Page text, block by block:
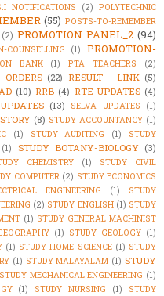
NOTIFICATIONS (2) POLYTECHNIC
(55) POSTS-TO-REMEMBER
(2) PROMOTION PANEL_2 (94)
COUNSELLING (1)
PROMOTION-
BANK (1) PTA TEACHERS
(2)
ORDERS (22) RESULT - LINK (5)
(10) RRB (4) RTE UPDATES (4)
(13) SELVA UPDATES
(1)
STORY (8) STUDY ACCOUNTANCY (1)
(1) STUDY AUDITING (1)
STUDY
(1) STUDY BOTANY-BIOLOGY (3)
CHEMISTRY (1)
STUDY CIVIL
COMPUTER (2) STUDY ECONOMICS
ENGINEERING (1)
STUDY
(2) STUDY ENGLISH (1) STUDY
(1) STUDY GENERAL MACHINIST
(1) STUDY GEOLOGY (1)
(1) STUDY HOME SCIENCE (1) STUDY
(1) STUDY MALAYALAM (1) STUDY
STUDY MECHANICAL ENGINEERING (1)
(1) STUDY NURSING (1)
STUDY